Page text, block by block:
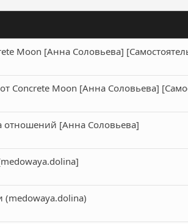
Moon [Анна Соловьева]
Concrete Moon [Анна Соловьева]
отношений [Анна Соловьева]
(medowaya.dolina)